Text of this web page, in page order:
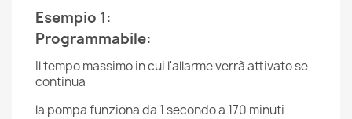
Esempio 1:
Programmabile:
Il tempo massimo in cui l'allarme verrà attivato se
continua
la pompa funziona da 1 secondo a 170 minuti